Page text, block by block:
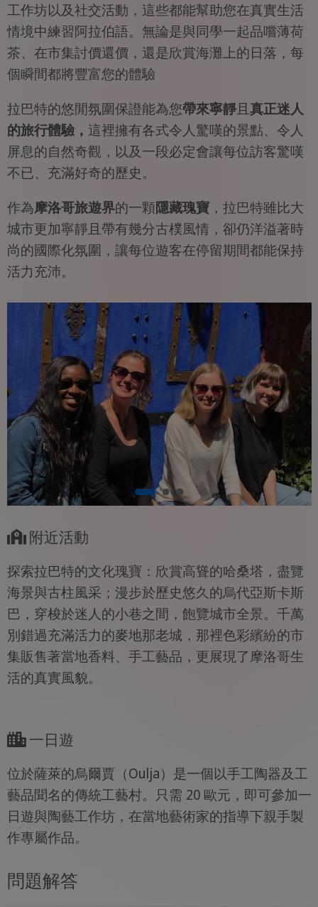
工作坊以及社交活動，這些都能幫助您在真實生活
情境中練習阿拉伯語。無論是與同學一起品嚐薄荷
茶、在市集討價還價，還是欣賞海灘上的日落，每
個瞬間都將豐富您的體驗
拉巴特的悠閒氛圍保證能為您帶來寧靜且真正迷人
的旅行體驗， 這裡擁有各式令人驚嘆的景點、令人
屏息的自然奇觀，以及一段必定會讓每位訪客驚嘆
不已、充滿好奇的歷史。
作為摩洛哥旅遊界的一顆隱藏瑰寶，拉巴特雖比大
城市更加寧靜且帶有幾分古樸風情，卻仍洋溢著時
尚的國際化氛圍，讓每位遊客在停留期間都能保持
活力充沛。
附近活動
探索拉巴特的文化瑰寶：欣賞高聳的哈桑塔，盡覽
海景與古柱風采；漫步於歷史悠久的烏代亞斯卡斯
巴，穿梭於迷人的小巷之間，飽覽城市全景。千萬
別錯過充滿活力的麥地那老城，那裡色彩繽紛的市
集販售著當地香料、手工藝品，更展現了摩洛哥生
活的真實風貌。
一日遊
位於薩萊的烏爾賈（Oulja）是一個以手工陶器及工
藝品聞名的傳統工藝村。只需 20 歐元，即可參加一
日遊與陶藝工作坊，在當地藝術家的指導下親手製
作專屬作品。
問題解答